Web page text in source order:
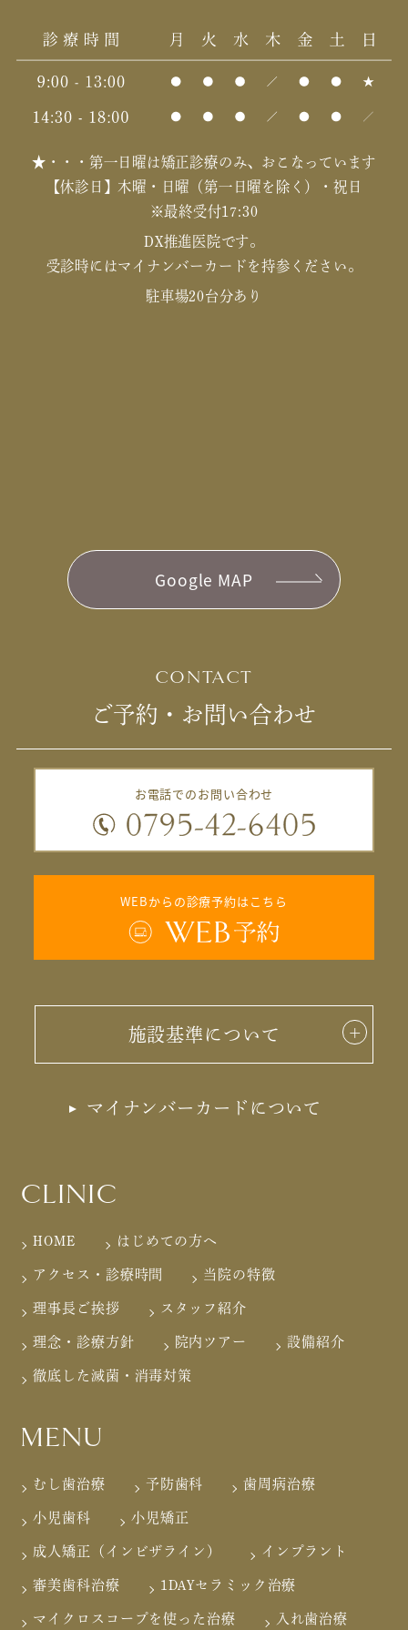
★・・・第一日曜は矯正診療のみ、おこなっています
【休診日】木曜・日曜（第一日曜を除く）・祝日
※最終受付17:30
DX推進医院です。
受診時にはマイナンバーカードを持参ください。
駐車場20台分あり
Google MAP
CONTACT
ご予約・お問い合わせ
お電話でのお問い合わせ
WEBからの診療予約はこちら
施設基準について
マイナンバーカードについて
CLINIC
HOME はじめての方へ
アクセス・診療時間 当院の特徴
理事長ご挨拶 スタッフ紹介
理念・診療方針 院内ツアー 設備紹介
徹底した滅菌・消毒対策
MENU
むし歯治療 予防歯科 歯周病治療
小児歯科 小児矯正
成人矯正（インビザライン） インプラント
審美歯科治療 1DAYセラミック治療
マイクロスコープを使った治療 入れ歯治療